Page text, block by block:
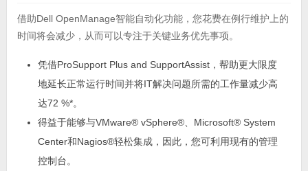
借助Dell OpenManage智能自动化功能，您花费在例行维护上的
时间将会减少，从而可以专注于关键业务优先事项。
凭借ProSupport Plus and SupportAssist，帮助更大限度
地延长正常运行时间并将IT解决问题所需的工作量减少高
达72 %*。
得益于能够与VMware® vSphere®、Microsoft® System
Center和Nagios®轻松集成，因此，您可利用现有的管理
控制台。